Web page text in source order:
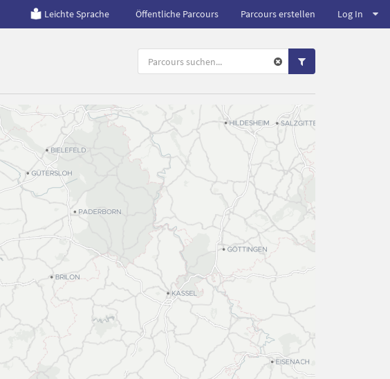
Leichte Sprache Öffentliche Parcours Parcours erstellen Log In